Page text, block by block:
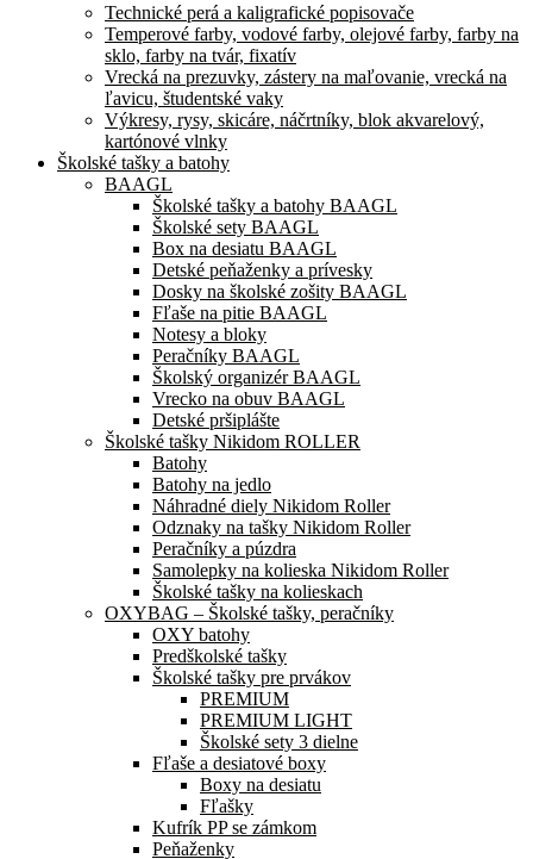
Technické perá a kaligrafické popisovače
Temperové farby, vodové farby, olejové farby, farby na
sklo, farby na tvár, fixatív
Vrecká na prezuvky, zástery na maľovanie, vrecká na
ľavicu, študentské vaky
Výkresy, rysy, skicáre, náčrtníky, blok akvarelový,
kartónové vlnky
Školské tašky a batohy
BAAGL
Školské tašky a batohy BAAGL
Školské sety BAAGL
Box na desiatu BAAGL
Detské peňaženky a prívesky
Dosky na školské zošity BAAGL
Fľaše na pitie BAAGL
Notesy a bloky
Peračníky BAAGL
Školský organizér BAAGL
Vrecko na obuv BAAGL
Detské pršiplášte
Školské tašky Nikidom ROLLER
Batohy
Batohy na jedlo
Náhradné diely Nikidom Roller
Odznaky na tašky Nikidom Roller
Peračníky a púzdra
Samolepky na kolieska Nikidom Roller
Školské tašky na kolieskach
OXYBAG – Školské tašky, peračníky
OXY batohy
Predškolské tašky
Školské tašky pre prvákov
PREMIUM
PREMIUM LIGHT
Školské sety 3 dielne
Fľaše a desiatové boxy
Boxy na desiatu
Fľašky
Kufrík PP se zámkom
Peňaženky